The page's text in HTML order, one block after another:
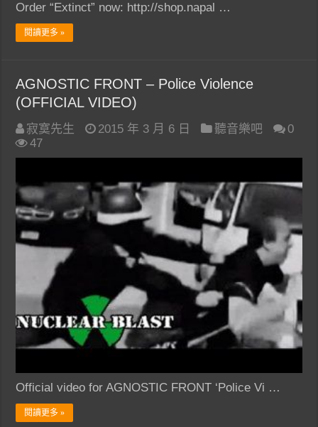
Order “Extinct” now: http://shop.napal …
閱讀更多 »
AGNOSTIC FRONT – Police Violence
(OFFICIAL VIDEO)
寂寞先生 2015 年 3 月 6 日 聽音樂吧
0
47
Official video for AGNOSTIC FRONT ‘Police Vi …
閱讀更多 »